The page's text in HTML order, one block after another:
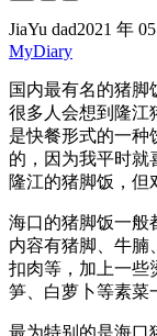
JiaYu dad2021 年
MyDiary
国内最有名的猪脚
很多人会想到隆江
是快餐形式的一种
的，因为我平时就
隆江的猪脚饭，但
海口的猪脚饭一般
内容有猪脚、牛腩
扣肉等，加上一些
笋、白萝卜等素菜
最为特别的是海口